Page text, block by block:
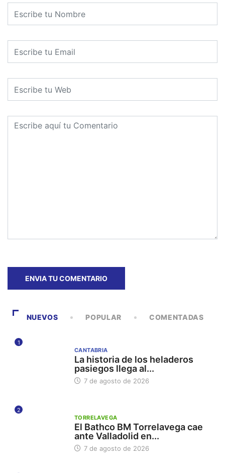
NUEVOS POPULAR COMENTADAS
1
CANTABRIA
La historia de los heladeros
pasiegos llega al...
7 de agosto de 2026
2
TORRELAVEGA
El Bathco BM Torrelavega cae
ante Valladolid en...
7 de agosto de 2026